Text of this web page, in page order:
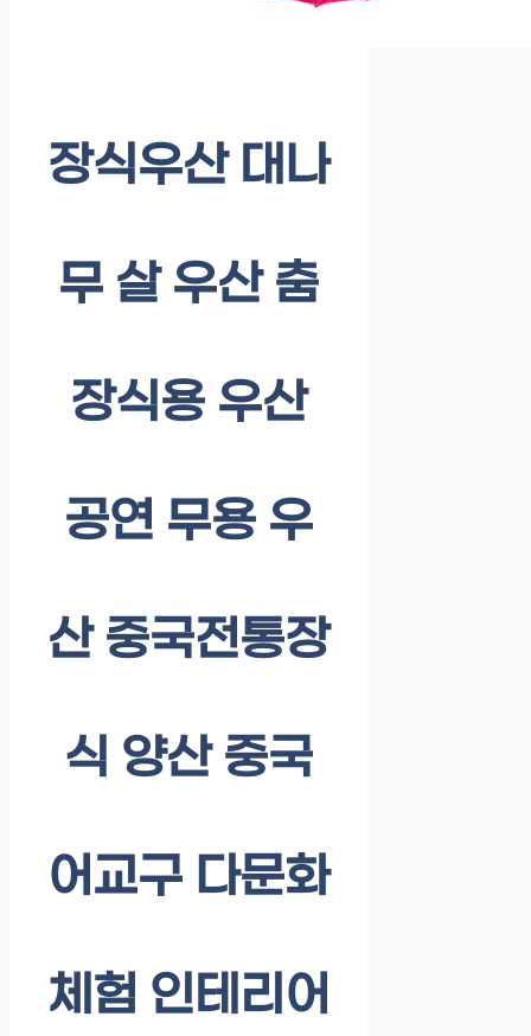
장식우산 대나
무 살 우산 춤
장식용 우산
공연 무용 우
산 중국전통장
식 양산 중국
어교구 다문화
체험 인테리어